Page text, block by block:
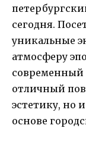
сегодня.
уникальные
атмосферу
современный
отличный
эстетику, но
основе